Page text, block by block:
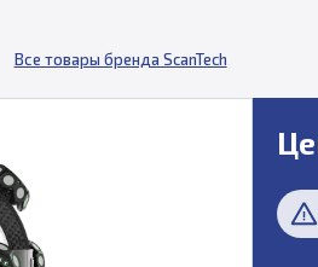
Все товары бренда ScanTech